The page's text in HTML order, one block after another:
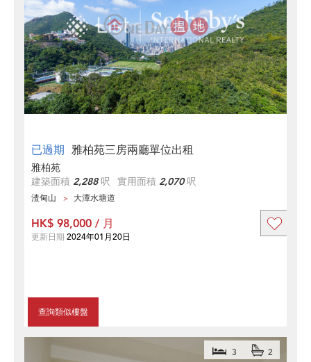
已過期 雅柏苑三房兩廳單位出租
雅柏苑
建築面積 2,288呎 實用面積 2,070呎
渣甸山 大潭水塘道
查詢類似樓盤
HK$ 98,000 / 月
更新日期 2024年01月20日
3 2